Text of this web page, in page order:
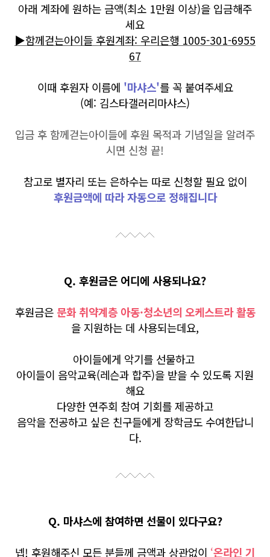
아래 계좌에 원하는 금액(최소 1만원 이상)을 입금해주
세요
▶함께걷는아이들 후원계좌: 우리은행 1005-301-6955
67
이때 후원자 이름에 '마샤스'를 꼭 붙여주세요
(예: 김스타갤러리마샤스)
입금 후 함께걷는아이들에 후원 목적과 기념일을 알려주
시면 신청 끝!
참고로 별자리 또는 은하수는 따로 신청할 필요 없이
후원금액에 따라 자동으로 정해집니다
Q. 후원금은 어디에 사용되나요?
후원금은 문화 취약계층 아동·청소년의 오케스트라 활동
을 지원하는 데 사용되는데요,
아이들에게 악기를 선물하고
아이들이 음악교육(레슨과 합주)을 받을 수 있도록 지원
해요
다양한 연주회 참여 기회를 제공하고
음악을 전공하고 싶은 친구들에게 장학금도 수여한답니
다.
Q. 마샤스에 참여하면 선물이 있다구요?
넵! 후원해주신 모든 분들께 금액과 상관없이 ‘온라인 기